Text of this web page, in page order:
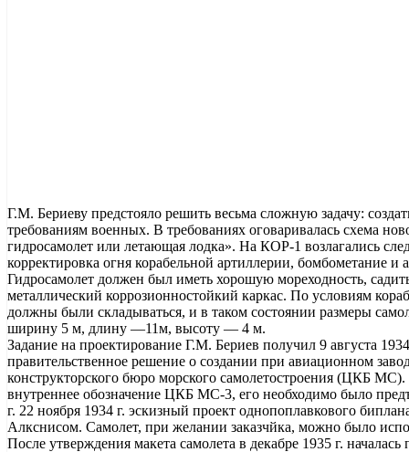
Г.М. Бериеву предстояло решить весьма сложную задачу:
требованиям военных. В требованиях оговаривалась схема
гидросамолет или летающая лодка». На КОР-1 возлагались
корректировка огня корабельной артиллерии, бомбометание
Гидросамолет должен был иметь хорошую мореходность,
металлический коррозионностойкий каркас. По условиям
должны были складываться, и в таком состоянии размеры
ширину 5 м, длину —11м, высоту — 4 м.
Задание на проектирование Г.М. Бериев получил 9 августа
правительственное решение о создании при авиационном
конструкторского бюро морского самолетостроения (ЦКБ
внутреннее обозначение ЦКБ МС-3, его необходимо было
г. 22 ноября 1934 г. эскизный проект однопоплавкового
Алкснисом. Самолет, при желании заказчйка, можно было
После утверждения макета самолета в декабре 1935 г.